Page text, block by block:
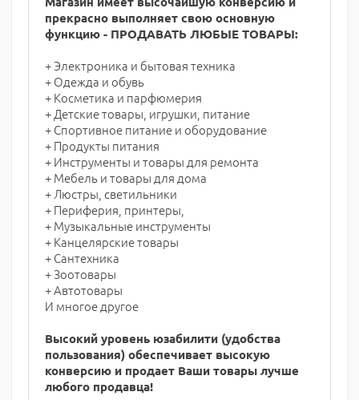
прекрасно выполняет свою основную
функцию - ПРОДАВАТЬ ЛЮБЫЕ ТОВАРЫ:
+ Электроника и бытовая техника
+ Одежда и обувь
+ Косметика и парфюмерия
+ Детские товары, игрушки, питание
+ Спортивное питание и оборудование
+ Продукты питания
+ Инструменты и товары для ремонта
+ Мебель и товары для дома
+ Люстры, светильники
+ Периферия, принтеры,
+ Музыкальные инструменты
+ Канцелярские товары
+ Сантехника
+ Зоотовары
+ Автотовары
И многое другое
Высокий уровень юзабилити (удобства
пользования) обеспечивает высокую
конверсию и продает Ваши товары лучше
любого продавца!